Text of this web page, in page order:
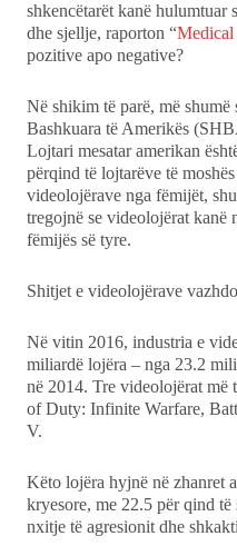
Pikëpamje
Art Jete
Kulturë
Showbiz
Ekonomi
Teknologji
Udhëtime
DuVideo
shkencëtarët kanë hulumtuar
dhe sjellje, raporton “
pozitive apo negative?
Në shikim të parë, më
Bashkuara të Amerikës
Lojtari mesatar amerikan
përqind të lojtarëve të
videolojërave nga fëmijët,
tregojnë se videolojërat
fëmijës së tyre.
Shitjet e videolojërave
Në vitin 2016, industria e
miliardë lojëra – nga 23.2
në 2014. Tre videolojërat
of Duty: Infinite Warfare,
V.
Këto lojëra hyjnë në zhanret
kryesore, me 22.5 për qind
nxitje të agresionit dhe